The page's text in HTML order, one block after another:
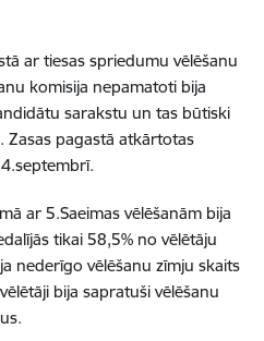
ar tiesas spriedumu vēlēšanu
komisija nepamatoti bija
sarakstu un tas būtiski
Zasas pagastā atkārtotas
ar 5.Saeimas vēlēšanām bija
tikai 58,5% no vēlētāju
nederīgo vēlēšanu zīmju skaits
bija sapratuši vēlēšanu